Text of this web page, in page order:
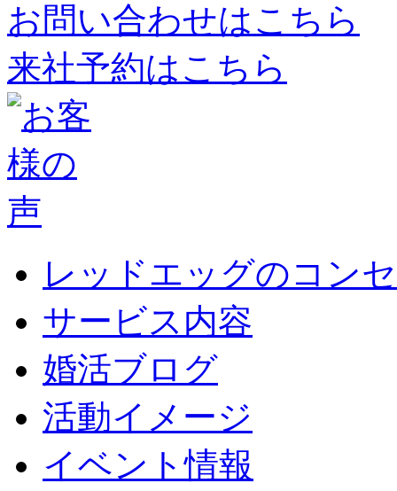
お問い合わせはこちら
来社予約はこちら
レッドエッグのコン
サービス内容
婚活ブログ
活動イメージ
イベント情報